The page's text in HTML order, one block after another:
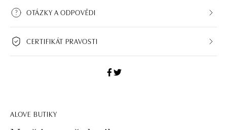
OTÁZKY A ODPOVĚDI
CERTIFIKÁT PRAVOSTI
ALOVE BUTIKY